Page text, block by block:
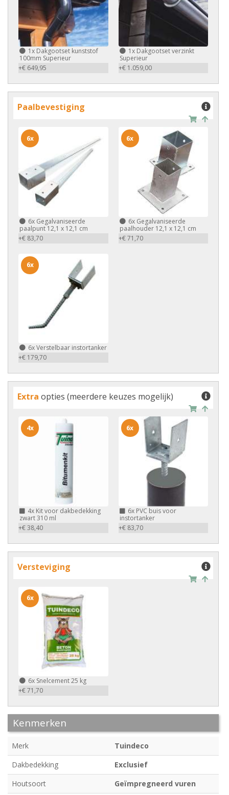
1x Dakgootset kunststof
100mm Superieur
+€ 649,95
1xDakgootset verzinkt
Superieur
+€ 1.059,00
Paalbevestiging
6x Gegalvaniseerde
paalpunt 12,1 x 12,1 cm
+€ 83,70
6x
6xGegalvaniseerde
paalhouder 12,1 x 12,1 cm
+€ 71,70
6x
6xVerstelbaar instortanker
+€ 179,70
6x
Extra opties (meerdere keuzes mogelijk)
4x Kit voor dakbedekking
zwart 310 ml
+€ 38,40
4x
6xPVC buis voor
instortanker
+€ 83,70
6x
Versteviging
6x Snelcement 25 kg
+€ 71,70
6x
Kenmerken
Merk
Tuindeco
Dakbedekking
Exclusief
Houtsoort
Geïmpregneerd vuren